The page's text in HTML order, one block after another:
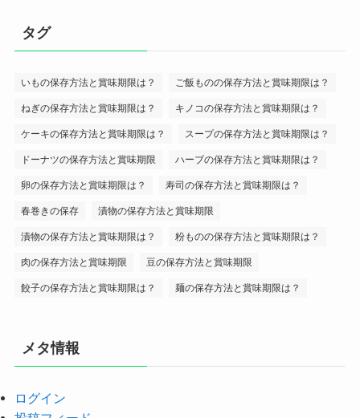
タグ
いもの保存方法と賞味期限は？ ご飯ものの保存方法と賞味期限は？
ねぎの保存方法と賞味期限は？ キノコの保存方法と賞味期限は？
ケーキの保存方法と賞味期限は？ スープの保存方法と賞味期限は？
ドーナツの保存方法と賞味期限 ハーブの保存方法と賞味期限は？
卵の保存方法と賞味期限は？ 寿司の保存方法と賞味期限は？
春巻きの保存 漬物の保存方法と賞味期限
漬物の保存方法と賞味期限は？ 粉ものの保存方法と賞味期限は？
肉の保存方法と賞味期限 豆の保存方法と賞味期限
餃子の保存方法と賞味期限は？ 麺の保存方法と賞味期限は？
メタ情報
ログイン